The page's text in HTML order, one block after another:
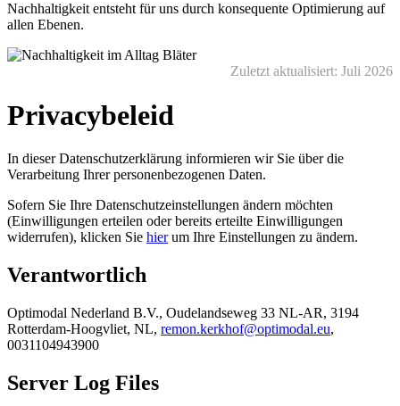
Nachhaltigkeit entsteht für uns durch konsequente Optimierung auf
allen Ebenen.
Zuletzt aktualisiert: Juli 2026
Privacybeleid
In dieser Datenschutzerklärung informieren wir Sie über die
Verarbeitung Ihrer personenbezogenen Daten.
Sofern Sie Ihre Datenschutzeinstellungen ändern möchten
(Einwilligungen erteilen oder bereits erteilte Einwilligungen
widerrufen), klicken Sie hierum Ihre Einstellungen zu ändern.
Verantwortlich
Optimodal Nederland B.V., Oudelandseweg 33 NL-AR, 3194
Rotterdam-Hoogvliet, NL, remon.kerkhof@optimodal.eu,
0031104943900
Server Log Files